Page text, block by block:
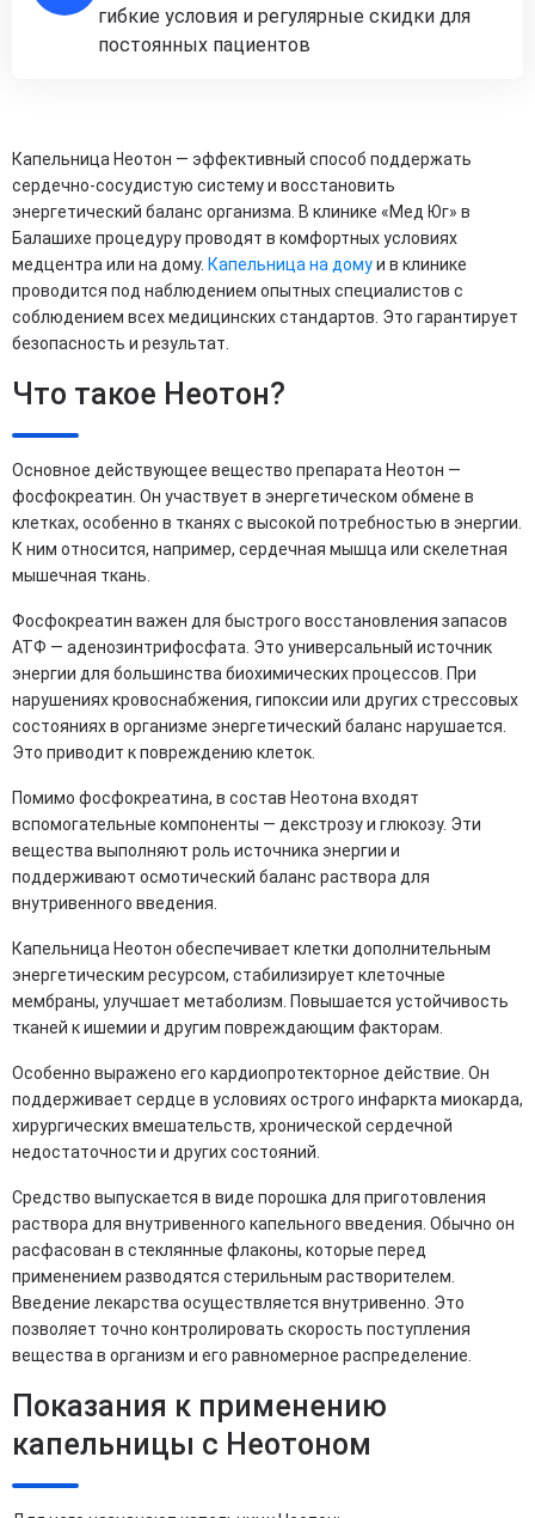
гибкие условия и регулярные скидки для
постоянных пациентов
Капельница Неотон — эффективный способ поддержать
сердечно-сосудистую систему и восстановить
энергетический баланс организма. В клинике «Мед Юг» в
Балашихе процедуру проводят в комфортных условиях
медцентра или на дому. Капельница на домуи в клинике
проводится под наблюдением опытных специалистов с
соблюдением всех медицинских стандартов. Это гарантирует
безопасность и результат.
Что такое Неотон?
Основное действующее вещество препарата Неотон —
фосфокреатин. Он участвует в энергетическом обмене в
клетках, особенно в тканях с высокой потребностью в энергии.
К ним относится, например, сердечная мышца или скелетная
мышечная ткань.
Фосфокреатин важен для быстрого восстановления запасов
АТФ — аденозинтрифосфата. Это универсальный источник
энергии для большинства биохимических процессов. При
нарушениях кровоснабжения, гипоксии или других стрессовых
состояниях в организме энергетический баланс нарушается.
Это приводит к повреждению клеток.
Помимо фосфокреатина, в состав Неотона входят
вспомогательные компоненты — декстрозу и глюкозу. Эти
вещества выполняют роль источника энергии и
поддерживают осмотический баланс раствора для
внутривенного введения.
Капельница Неотон обеспечивает клетки дополнительным
энергетическим ресурсом, стабилизирует клеточные
мембраны, улучшает метаболизм. Повышается устойчивость
тканей к ишемии и другим повреждающим факторам.
Особенно выражено его кардиопротекторное действие. Он
поддерживает сердце в условиях острого инфаркта миокарда,
хирургических вмешательств, хронической сердечной
недостаточности и других состояний.
Средство выпускается в виде порошка для приготовления
раствора для внутривенного капельного введения. Обычно он
расфасован в стеклянные флаконы, которые перед
применением разводятся стерильным растворителем.
Введение лекарства осуществляется внутривенно. Это
позволяет точно контролировать скорость поступления
вещества в организм и его равномерное распределение.
Показания к применению
капельницы с Неотоном